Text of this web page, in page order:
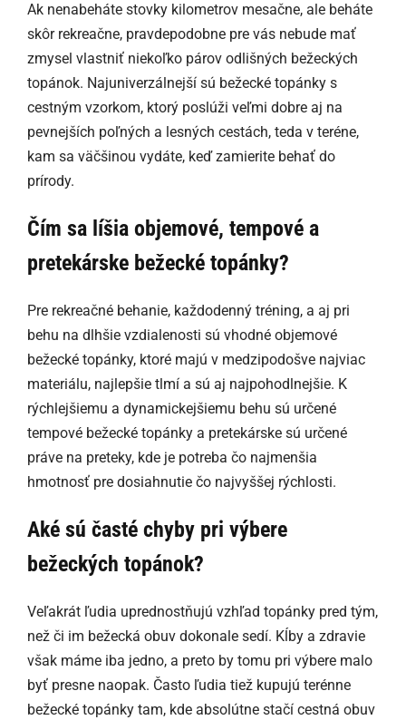
Ak nenabeháte stovky kilometrov mesačne, ale beháte
skôr rekreačne, pravdepodobne pre vás nebude mať
zmysel vlastniť niekoľko párov odlišných bežeckých
topánok. Najuniverzálnejší sú bežecké topánky s
cestným vzorkom, ktorý poslúži veľmi dobre aj na
pevnejších poľných a lesných cestách, teda v teréne,
kam sa väčšinou vydáte, keď zamierite behať do
prírody.
Čím sa líšia objemové, tempové a
pretekárske bežecké topánky?
Pre rekreačné behanie, každodenný tréning, a aj pri
behu na dlhšie vzdialenosti sú vhodné objemové
bežecké topánky, ktoré majú v medzipodošve najviac
materiálu, najlepšie tlmí a sú aj najpohodlnejšie. K
rýchlejšiemu a dynamickejšiemu behu sú určené
tempové bežecké topánky a pretekárske sú určené
práve na preteky, kde je potreba čo najmenšia
hmotnosť pre dosiahnutie čo najvyššej rýchlosti.
Aké sú časté chyby pri výbere
bežeckých topánok?
Veľakrát ľudia uprednostňujú vzhľad topánky pred tým,
než či im bežecká obuv dokonale sedí. Kĺby a zdravie
však máme iba jedno, a preto by tomu pri výbere malo
byť presne naopak. Často ľudia tiež kupujú terénne
bežecké topánky tam, kde absolútne stačí cestná obuv